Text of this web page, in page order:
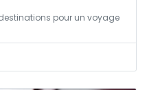
destinations pour un voyage